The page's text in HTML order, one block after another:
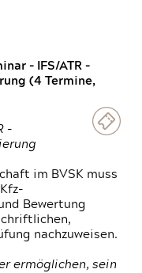
- IFS/ATR -
(4 Termine,
-
im BVSK muss
Bewertung
nachzuweisen.
ermöglichen, sein